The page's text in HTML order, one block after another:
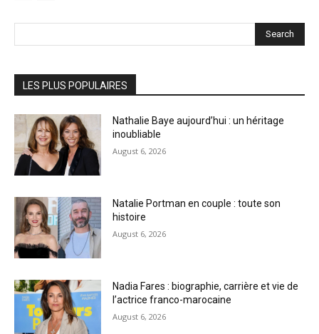
Search
LES PLUS POPULAIRES
Nathalie Baye aujourd’hui : un héritage
inoubliable
August 6, 2026
Natalie Portman en couple : toute son
histoire
August 6, 2026
Nadia Fares : biographie, carrière et vie de
l’actrice franco-marocaine
August 6, 2026